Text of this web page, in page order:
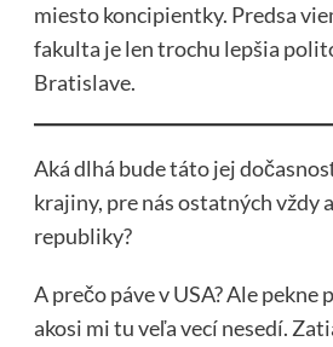
miesto koncipientky. Predsa
fakulta je len trochu lepšia
Bratislave.
Aká dlhá bude táto jej
krajiny, pre nás ostatných vždy
republiky?
A prečo páve v USA? Ale pekne
akosi mi tu veľa vecí nesedí.